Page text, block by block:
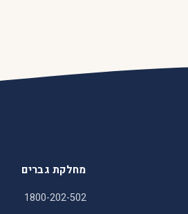
מחלקת גברים
1800-202-502